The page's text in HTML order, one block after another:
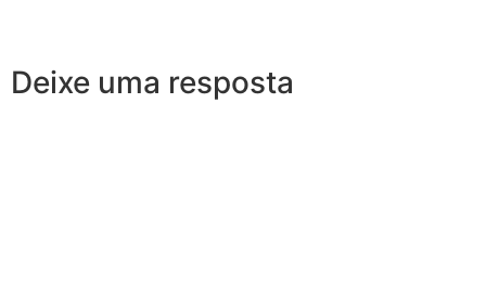
Deixe uma resposta